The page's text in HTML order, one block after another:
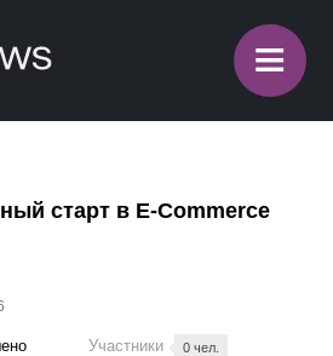
≡
старт в E-Commerce
Участники 0 чел.